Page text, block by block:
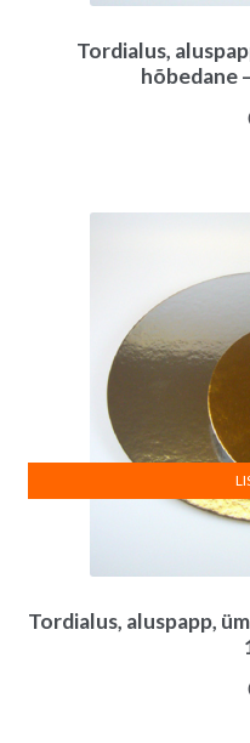
Tordialus,
hõbedane
Tordialus, aluspapp,